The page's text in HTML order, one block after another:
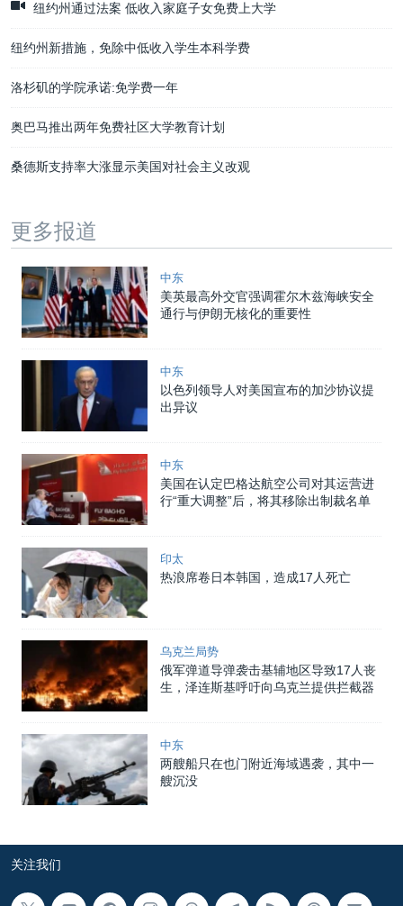
纽约州通过法案 低收入家庭子女免费上大学
纽约州新措施，免除中低收入学生本科学费
洛杉矶的学院承诺:免学费一年
奥巴马推出两年免费社区大学教育计划
桑德斯支持率大涨显示美国对社会主义改观
更多报道
中东
美英最高外交官强调霍尔木兹海峡安全
通行与伊朗无核化的重要性
中东
以色列领导人对美国宣布的加沙协议提
出异议
中东
美国在认定巴格达航空公司对其运营进
行“重大调整”后，将其移除出制裁名单
印太
热浪席卷日本韩国，造成17人死亡
乌克兰局势
俄军弹道导弹袭击基辅地区导致17人丧
生，泽连斯基呼吁向乌克兰提供拦截器
中东
两艘船只在也门附近海域遇袭，其中一
艘沉没
关注我们